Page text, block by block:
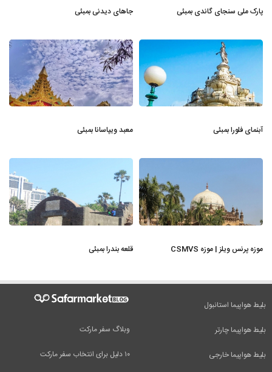
پارک ملی سنجای گاندی بمبئی جاهای دیدنی بمبئی
آبنمای فلورا بمبئی معبد ویپاسانا بمبئی
موزه پرنس ویلز | موزه CSMVS قلعه بندرا بمبئی
وبلاگ سفر مارکت
۱۰ دلیل برای انتخاب سفر مارکت
بلیط هواپیما استانبول
بلیط هواپیما چارتر
بلیط هواپیما خارجی